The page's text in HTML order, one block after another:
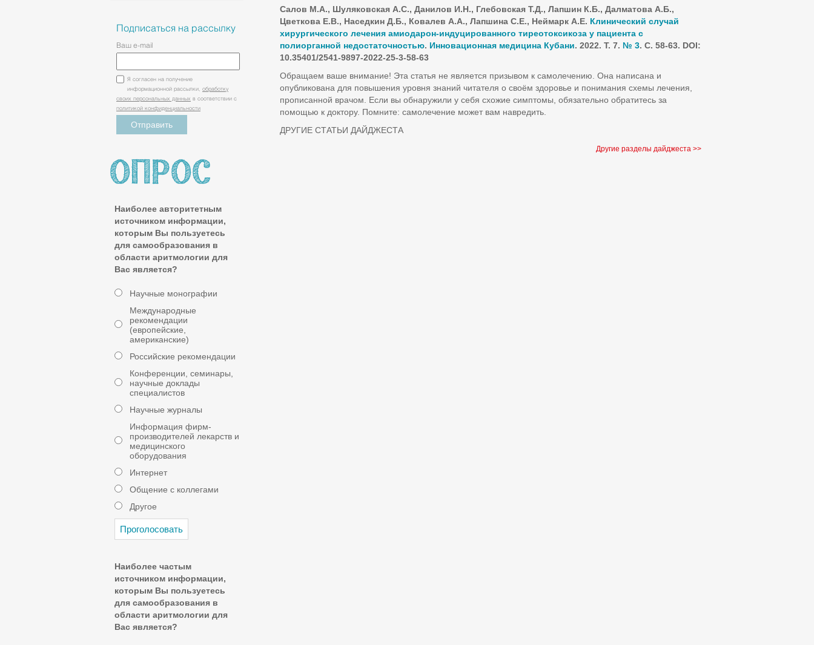
Подписаться на рассылку
Ваш e-mail
Я согласен на получение
информационной рассылки, обработку
своих персональных данных
в соответствии с
политикой конфиденциальности
Наиболее авторитетным
источником информации,
которым Вы пользуетесь
для самообразования в
области аритмологии для
Вас является?
Научные монографии
Международные
рекомендации
(европейские,
американские)
Российские рекомендации
Конференции, семинары,
научные доклады
специалистов
Научные журналы
Информация фирм-
производителей лекарств и
медицинского
оборудования
Интернет
Общение с коллегами
Другое
Наиболее частым
источником информации,
которым Вы пользуетесь
для самообразования в
области аритмологии для
Вас является?
Салов М.А., Шуляковская А.С., Данилов И.Н., Глебовская Т.Д., Лапшин К.Б., Далматова А.Б.,
Цветкова Е.В., Наседкин Д.Б., Ковалев А.А., Лапшина С.Е., Неймарк А.Е. Клинический случай
хирургического лечения амиодарон-индуцированного тиреотоксикоза у пациента с
полиорганной недостаточностью. Инновационная медицина Кубани. 2022. Т. 7. № 3. С. 58-63. DOI:
10.35401/2541-9897-2022-25-3-58-63
Обращаем ваше внимание! Эта статья не является призывом к самолечению. Она написана и
опубликована для повышения уровня знаний читателя о своём здоровье и понимания схемы лечения,
прописанной врачом. Если вы обнаружили у себя схожие симптомы, обязательно обратитесь за
помощью к доктору. Помните: самолечение может вам навредить.
ДРУГИЕ СТАТЬИ ДАЙДЖЕСТА
Другие разделы дайджеста >>